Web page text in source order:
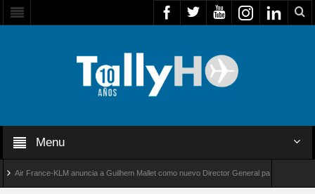
Menu
France-KLM anuncia a Guilhem Mallet como nuevo Director General para América Latina